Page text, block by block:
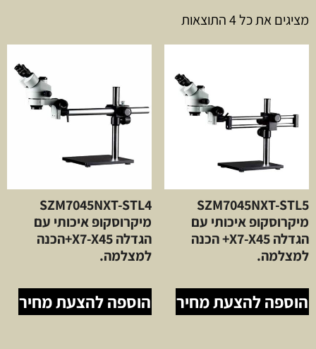
מציגים את כל ⁦4⁩ התוצאות
SZM7045NXT-STL5
מיקרוסקופ איכותי עם
הגדלה X7-X45+ הכנה
למצלמה.
הוספה להצעת מחיר
SZM7045NXT-STL4
מיקרוסקופ איכותי עם
הגדלה X7-X45+הכנה
למצלמה.
הוספה להצעת מחיר